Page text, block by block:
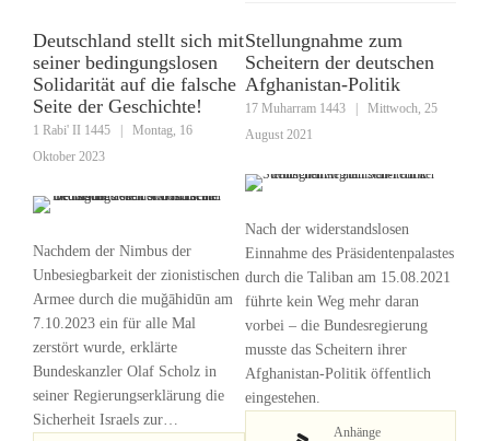
Deutschland stellt sich mit
seiner bedingungslosen
Solidarität auf die falsche
Seite der Geschichte!
1 Rabi' II 1445
Montag, 16
Oktober 2023
Nachdem der Nimbus der
Unbesiegbarkeit der zionistischen
Armee durch die muğāhidūn am
7.10.2023 ein für alle Mal
zerstört wurde, erklärte
Bundeskanzler Olaf Scholz in
seiner Regierungserklärung die
Sicherheit Israels zur…
Stellungnahme zum
Scheitern der deutschen
Afghanistan-Politik
17 Muharram 1443
Mittwoch, 25
August 2021
Nach der widerstandslosen
Einnahme des Präsidentenpalastes
durch die Taliban am 15.08.2021
führte kein Weg mehr daran
vorbei – die Bundesregierung
musste das Scheitern ihrer
Afghanistan-Politik öffentlich
eingestehen.
Anhänge